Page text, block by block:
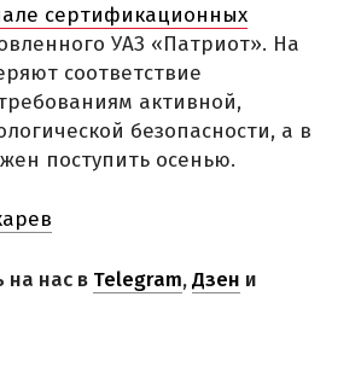
сертификационных
УАЗ «Патриот». На
соответствие
активной,
безопасности, а в
поступить осенью.
на нас в Telegram,Дзен и